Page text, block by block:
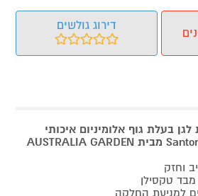
דירוג גולשים
בעלת גוף אלומיניום איכותי
וחזק
מבד טקסילן
למניעת החלקה